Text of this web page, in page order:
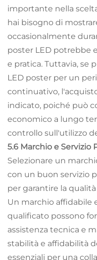
importante nella
hai bisogno di
occasionalmente
poster LED potrebbe
e pratica. Tuttavia, se
LED poster per un
continuativo,
indicato, poiché può
economico a lungo
controllo sull'utilizzo
5.6 Marchio e Servizio
Selezionare un
con un buon servizio
per garantire la
Un marchio affidabile
qualificato possono
assistenza tecnica e
stabilità e affidabilità
essenziali per una